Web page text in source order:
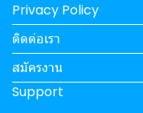
Privacy Policy
ติดต่อเรา
สมัครงาน
Support